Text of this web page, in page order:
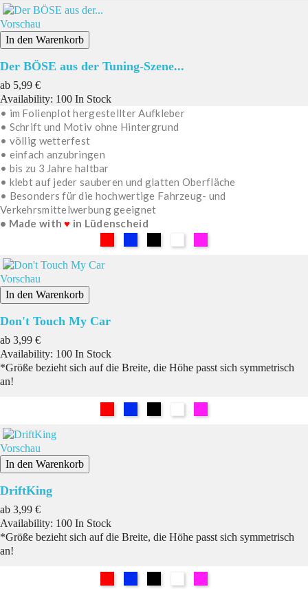
Vorschau
In den Warenkorb
Der BÖSE aus der Tuning-Szene...
ab Preis
5,99 €
Availability: 100 In Stock
• im Folienplot hergestellter Aufkleber
• Schrift und Motiv ohne Hintergrund
• völlig wetterfest
• einfach anzubringen
• bis zu 3 Jahre haltbar
• klebt auf jeder sauberen und glatten Oberfläche
• Besonders für die hochwertige Fahrzeug- und
Verkehrsmittelwerbung geeignet
• Made with♥ in Lüdenscheid
Vorschau
In den Warenkorb
Don't Touch My Car
ab Preis
3,99 €
Availability: 100 In Stock
*Größe bezieht sich auf die Breite, die Höhe passt sich symmetrisch
an!
Vorschau
In den Warenkorb
DriftKing
ab Preis
3,99 €
Availability: 100 In Stock
*Größe bezieht sich auf die Breite, die Höhe passt sich symmetrisch
an!